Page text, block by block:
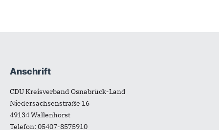
Fußbereich
Anschrift
CDU Kreisverband Osnabrück-Land
Niedersachsenstraße 16
49134Wallenhorst
Telefon: 05407-8575910